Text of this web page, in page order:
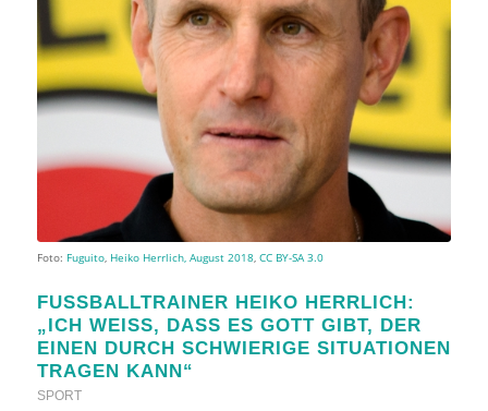
Foto: Fuguito, Heiko Herrlich, August 2018, CC BY-SA 3.0
FUSSBALLTRAINER HEIKO HERRLICH: „
ICH WEISS, DASS ES GOTT GIBT, DER EI
NEN DURCH SCHWIERIGE SITUATIONEN TR
AGEN KANN“
SPORT